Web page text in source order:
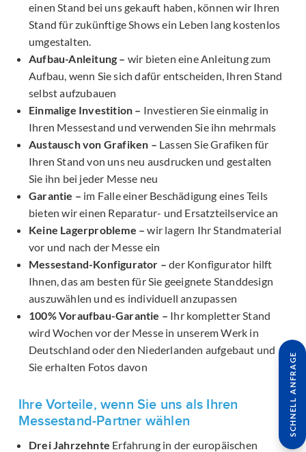
einen Stand bei uns gekauft haben, können wir Ihren
Stand für zukünftige Shows ein Leben lang kostenlos
umgestalten.
Aufbau-Anleitung – wir bieten eine Anleitung zum
Aufbau, wenn Sie sich dafür entscheiden, Ihren Stand
selbst aufzubauen
Einmalige Investition – Investieren Sie einmalig in
Ihren Messestand und verwenden Sie ihn mehrmals
Austausch von Grafiken – Lassen Sie Grafiken für
Ihren Stand von uns neu ausdrucken und gestalten
Sie ihn bei jeder Messe neu
Garantie – im Falle einer Beschädigung eines Teils
bieten wir einen Reparatur- und Ersatzteilservice an
Keine Lagerprobleme – wir lagern Ihr Standmaterial
vor und nach der Messe ein
Messestand-Konfigurator – der Konfigurator hilft
Ihnen, das am besten für Sie geeignete Standdesign
auszuwählen und es individuell anzupassen
100% Voraufbau-Garantie – Ihr kompletter Stand
wird Wochen vor der Messe in unserem Werk in
Deutschland oder den Niederlanden aufgebaut und
Sie erhalten Fotos davon
Ihre Vorteile, wenn Sie uns als Ihren
Messestand-Partner wählen
Drei Jahrzehnte Erfahrung in der europäischen
SCHNELL ANFRAGE